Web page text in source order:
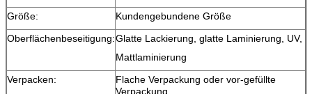
Größe:
Kundengebundene Größe
Oberflächenbeseitigung:Glatte Lackierung, glatte Laminierung, UV,
Mattlaminierung
Verpacken:
Flache Verpackung oder vor-gefüllte
Verpackung